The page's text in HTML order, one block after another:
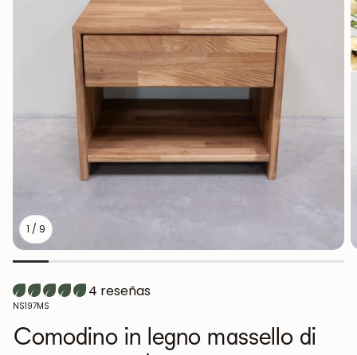
Credenze Console
Armadietti
Appendiabiti Mobili
1 / 9
4 reseñas
SKU:
NS197MS
Comodino in legno massello di